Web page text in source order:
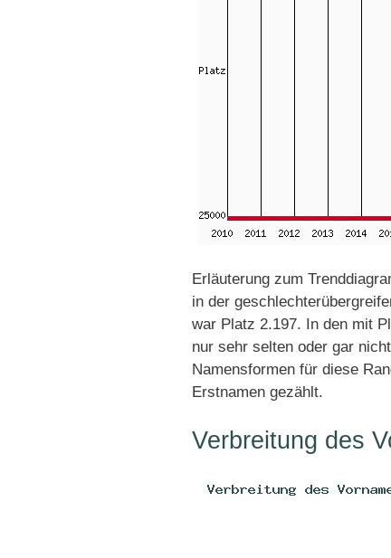
Erläuterung zum
in der
war Platz 2.197. In den mit
nur sehr selten oder gar
Namensformen für diese
Erstnamen gezählt.
Verbreitung des